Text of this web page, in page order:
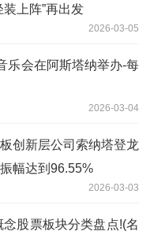
上阵”再出发
2026-03-05
乐会在阿斯塔纳举办-每
2026-03-04
创新层公司索纳塔登龙
幅达到96.55%
2026-03-03
股票板块分类盘点!(名